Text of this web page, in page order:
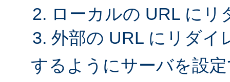
ローカルの URL にリ
外部の URL にリダイ
するようにサーバを設